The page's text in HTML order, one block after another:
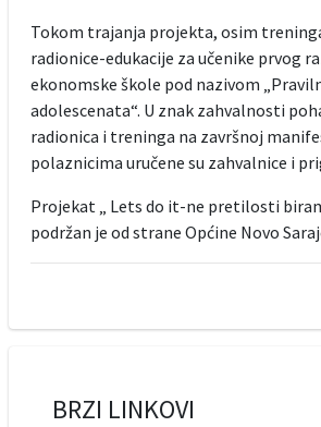
Tokom trajanja projekta, osim
radionice-edukacije za učenike prvog
ekonomske škole pod nazivom
adolescenata“. U znak zahvalnosti
radionica i treninga na završnoj
polaznicima uručene su zahvalnice i
Projekat „ Lets do it-ne pretilosti
podržan je od strane Općine Novo
BRZI LINKOVI